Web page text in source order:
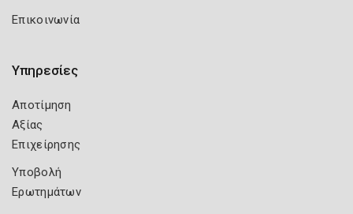
Επικοινωνία
Υπηρεσίες
Αποτίμηση
Αξίας
Επιχείρησης
Υποβολή
Ερωτημάτων